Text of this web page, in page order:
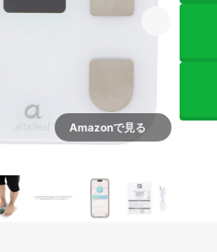
Amazonで見る